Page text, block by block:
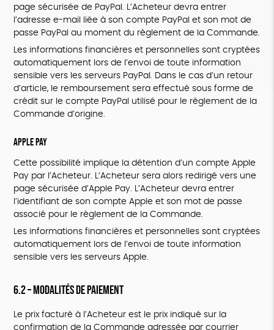
page sécurisée de PayPal. L’Acheteur devra entrer
l’adresse e-mail liée à son compte PayPal et son mot de
passe PayPal au moment du règlement de la Commande.
Les informations financières et personnelles sont cryptées
automatiquement lors de l’envoi de toute information
sensible vers les serveurs PayPal. Dans le cas d’un retour
d’article, le remboursement sera effectué sous forme de
crédit sur le compte PayPal utilisé pour le règlement de la
Commande d’origine.
Apple Pay
Cette possibilité implique la détention d’un compte Apple
Pay par l’Acheteur. L’Acheteur sera alors redirigé vers une
page sécurisée d’Apple Pay. L’Acheteur devra entrer
l’identifiant de son compte Apple et son mot de passe
associé pour le règlement de la Commande.
Les informations financières et personnelles sont cryptées
automatiquement lors de l’envoi de toute information
sensible vers les serveurs Apple.
6.2 – Modalités de paiement
Le prix facturé à l’Acheteur est le prix indiqué sur la
confirmation de la Commande adressée par courrier